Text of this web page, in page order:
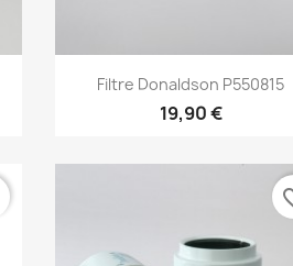
Aperçu rapide
Filtre Donaldson P550815
19,90 €